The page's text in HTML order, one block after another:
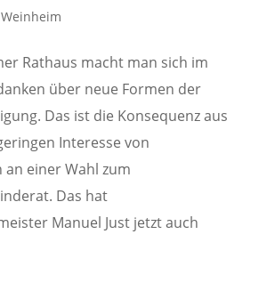
Weinheim
Rathaus macht man sich im
über neue Formen der
Das ist die Konsequenz aus
Interesse von
an einer Wahl zum
Das hat
Manuel Just jetzt auch